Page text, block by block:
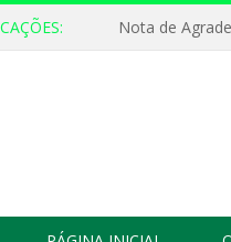
Nota de